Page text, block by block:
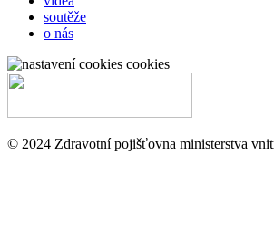
soutěže
o nás
cookies
© 2024 Zdravotní pojišťovna ministerstva